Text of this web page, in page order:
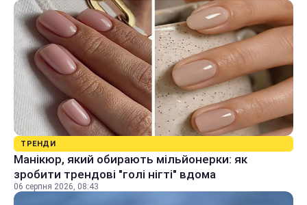
ТРЕНДИ
Манікюр, який обирають мільйонерки: як
зробити трендові "голі нігті" вдома
06 серпня 2026, 08:43